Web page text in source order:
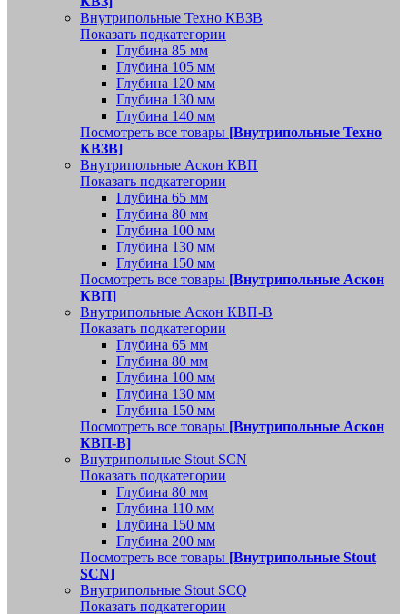
Внутрипольные Техно КВЗВ
Показать подкатегории
Глубина 85 мм
Глубина 105 мм
Глубина 120 мм
Глубина 130 мм
Глубина 140 мм
Посмотреть все товары [Внутрипольные Техно
КВЗВ]
Внутрипольные Аскон КВП
Показать подкатегории
Глубина 65 мм
Глубина 80 мм
Глубина 100 мм
Глубина 130 мм
Глубина 150 мм
Посмотреть все товары [Внутрипольные Аскон
КВП]
Внутрипольные Аскон КВП-В
Показать подкатегории
Глубина 65 мм
Глубина 80 мм
Глубина 100 мм
Глубина 130 мм
Глубина 150 мм
Посмотреть все товары [Внутрипольные Аскон
КВП-В]
Внутрипольные Stout SCN
Показать подкатегории
Глубина 80 мм
Глубина 110 мм
Глубина 150 мм
Глубина 200 мм
Посмотреть все товары [Внутрипольные Stout
SCN]
Внутрипольные Stout SCQ
Показать подкатегории